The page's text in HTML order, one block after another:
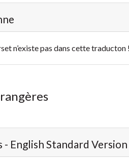
n’existe pas dans cette traducton !
- English Standard Version